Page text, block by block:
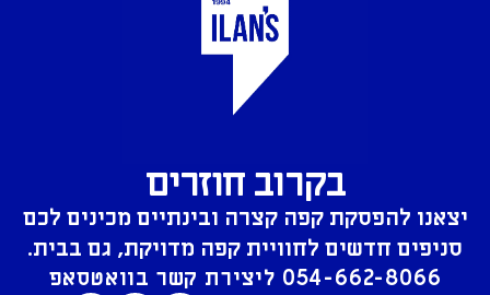
בקרוב חוזרים
יצאנו להפסקת קפה קצרה ובינתיים מכינים לכם
סניפים חדשים לחוויית קפה מדויקת, גם בבית.
054-662-8066